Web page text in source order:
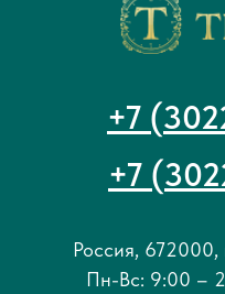
Россия, 672000,
Пн-Вс: 9:00 –
+7
+7